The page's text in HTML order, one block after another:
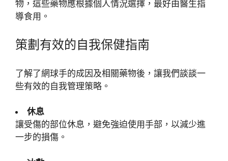
物，這些藥物應根據個人情況選擇，最好由醫生指
導食用。
策劃有效的自我保健指南
了解了網球手的成因及相關藥物後，讓我們談談一
些有效的自我管理策略。
休息
讓受傷的部位休息，避免強迫使用手部，以減少進
一步的損傷。